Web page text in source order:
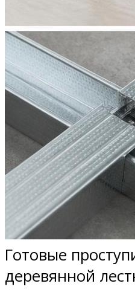
Готовые
деревянной